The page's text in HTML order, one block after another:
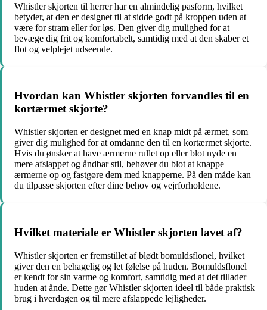
Whistler skjorten til herrer har en almindelig pasform, hvilket
betyder, at den er designet til at sidde godt på kroppen uden at
være for stram eller for løs. Den giver dig mulighed for at
bevæge dig frit og komfortabelt, samtidig med at den skaber et
flot og velplejet udseende.
Hvordan kan Whistler skjorten forvandles til en
kortærmet skjorte?
Whistler skjorten er designet med en knap midt på ærmet, som
giver dig mulighed for at omdanne den til en kortærmet skjorte.
Hvis du ønsker at have ærmerne rullet op eller blot nyde en
mere afslappet og åndbar stil, behøver du blot at knappe
ærmerne op og fastgøre dem med knapperne. På den måde kan
du tilpasse skjorten efter dine behov og vejrforholdene.
Hvilket materiale er Whistler skjorten lavet af?
Whistler skjorten er fremstillet af blødt bomuldsflonel, hvilket
giver den en behagelig og let følelse på huden. Bomuldsflonel
er kendt for sin varme og komfort, samtidig med at det tillader
huden at ånde. Dette gør Whistler skjorten ideel til både praktisk
brug i hverdagen og til mere afslappede lejligheder.